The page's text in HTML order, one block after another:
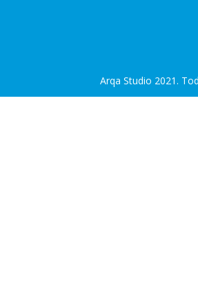
Arqa Studio 2021.